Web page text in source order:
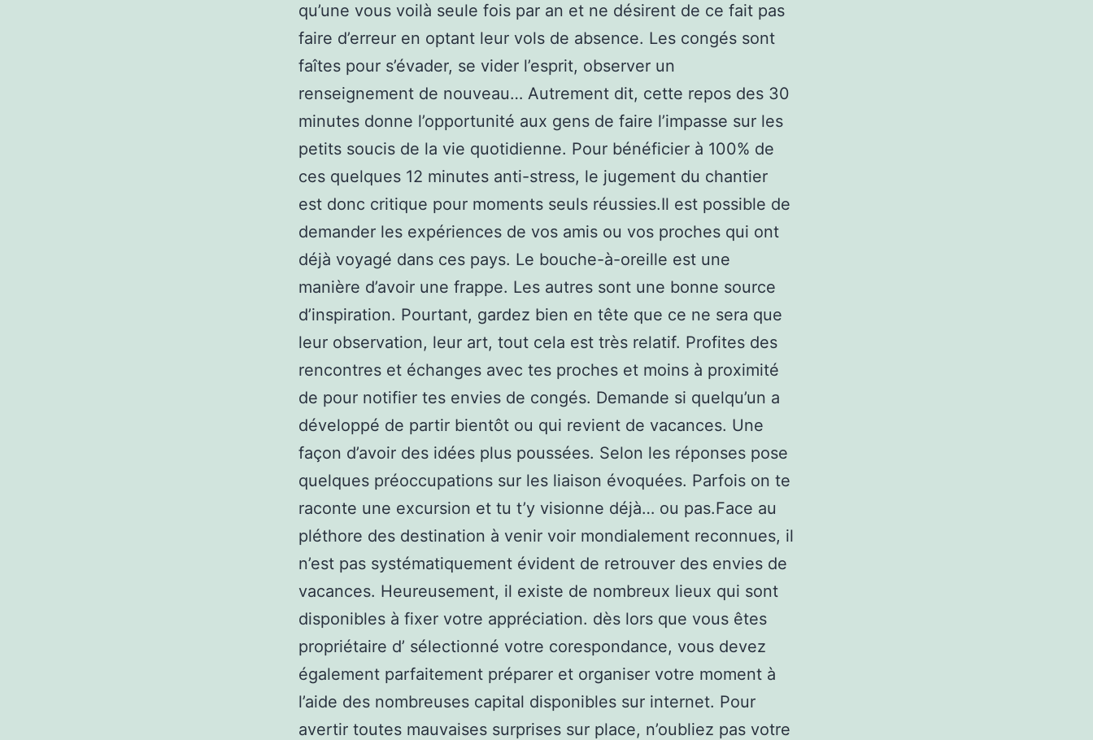
qu’une vous voilà seule fois par an et ne désirent de ce fait pas
faire d’erreur en optant leur vols de absence. Les congés sont
faîtes pour s’évader, se vider l’esprit, observer un
renseignement de nouveau… Autrement dit, cette repos des 30
minutes donne l’opportunité aux gens de faire l’impasse sur les
petits soucis de la vie quotidienne. Pour bénéficier à 100% de
ces quelques 12 minutes anti-stress, le jugement du chantier
est donc critique pour moments seuls réussies.Il est possible de
demander les expériences de vos amis ou vos proches qui ont
déjà voyagé dans ces pays. Le bouche-à-oreille est une
manière d’avoir une frappe. Les autres sont une bonne source
d’inspiration. Pourtant, gardez bien en tête que ce ne sera que
leur observation, leur art, tout cela est très relatif. Profites des
rencontres et échanges avec tes proches et moins à proximité
de pour notifier tes envies de congés. Demande si quelqu’un a
développé de partir bientôt ou qui revient de vacances. Une
façon d’avoir des idées plus poussées. Selon les réponses pose
quelques préoccupations sur les liaison évoquées. Parfois on te
raconte une excursion et tu t’y visionne déjà… ou pas.Face au
pléthore des destination à venir voir mondialement reconnues, il
n’est pas systématiquement évident de retrouver des envies de
vacances. Heureusement, il existe de nombreux lieux qui sont
disponibles à fixer votre appréciation. dès lors que vous êtes
propriétaire d’ sélectionné votre corespondance, vous devez
également parfaitement préparer et organiser votre moment à
l’aide des nombreuses capital disponibles sur internet. Pour
avertir toutes mauvaises surprises sur place, n’oubliez pas votre